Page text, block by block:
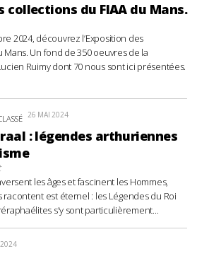
collections du FIAA du Mans.
2024, découvrez l’Exposition des
Mans. Un fond de 350 oeuvres de la
Ruimy dont 70 nous sont ici présentées.
26 MAI 2024
: légendes arthuriennes
les âges et fascinent les Hommes,
est éternel : les Légendes du Roi
s'y sont particulièrement...